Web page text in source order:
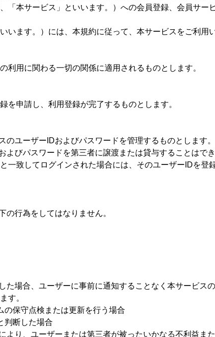
「本サービス」といいます。）への会員登録、会員サー
います。）には、本規約に従って、本サービスをご利用
利用に関わる一切の関係に適用されるものとします。
を申請し、利用登録が完了するものとします。
ユーザーIDおよびパスワードを管理するものとします。
よびパスワードを第三者に譲渡または貸与することはで
一致してログインされた場合には、そのユーザーIDを登
の行為をしてはなりません。
た場合、ユーザーに事前に通知することなく本サービス
す。
の保守点検または更新を行う場合
判断した場合
より、ユーザーまたは第三者が被ったいかなる不利益ま